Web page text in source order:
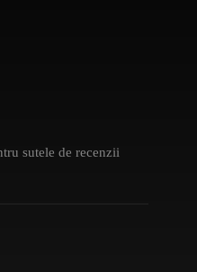
sutele de recenzii